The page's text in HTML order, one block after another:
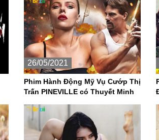
26/05/2021
Phim Hành Động Mỹ Vụ Cướp Thị
Trấn PINEVILLE có Thuyết Minh